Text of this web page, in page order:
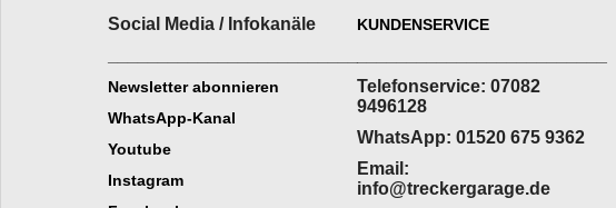
Social Media / Infokanäle
Newsletter abonnieren
WhatsApp-Kanal
Youtube
Instagram
KUNDENSERVICE
Telefonservice: 07082
9496128
WhatsApp: 01520 675 9362
Email:
info@treckergarage.de